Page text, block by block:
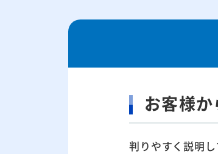
お客様
判りやすく説明